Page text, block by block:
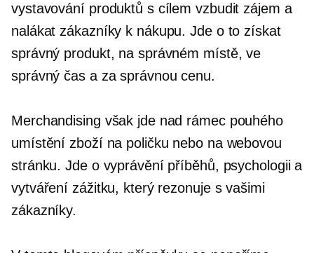
vystavování produktů s cílem vzbudit zájem a
nalákat zákazníky k nákupu. Jde o to získat
správný produkt, na správném místě, ve
správný čas a za správnou cenu.
Merchandising však jde nad rámec pouhého
umístění zboží na poličku nebo na webovou
stránku. Jde o vyprávění příběhů, psychologii a
vytváření zážitku, který rezonuje s vašimi
zákazníky.